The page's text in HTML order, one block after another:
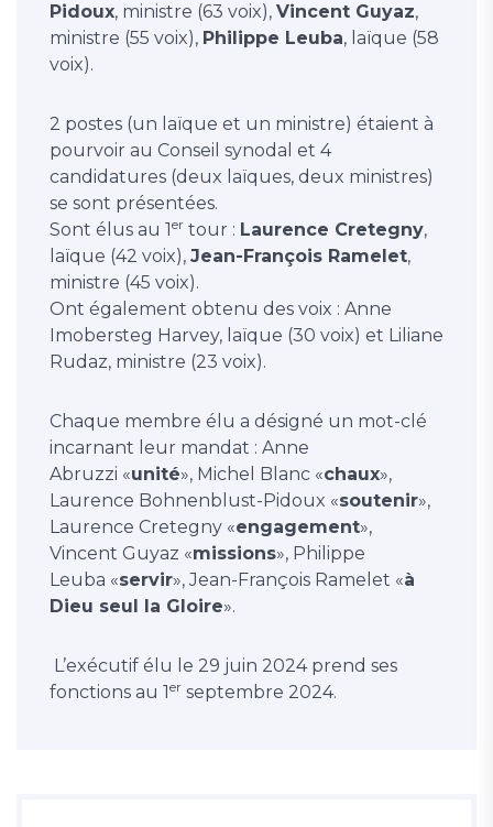
Pidoux, ministre (63 voix), Vincent Guyaz,
ministre (55 voix), Philippe Leuba, laïque (58
voix).
2 postes (un laïque et un ministre) étaient à
pourvoir au Conseil synodal et 4
candidatures (deux laïques, deux ministres)
se sont présentées.
Sont élus au 1er tour : Laurence Cretegny,
laïque (42 voix), Jean-François Ramelet,
ministre (45 voix).
Ont également obtenu des voix : Anne
Imobersteg Harvey, laïque (30 voix) et Liliane
Rudaz, ministre (23 voix).
Chaque membre élu a désigné un mot-clé
incarnant leur mandat : Anne
Abruzzi «unité», Michel Blanc «chaux»,
Laurence Bohnenblust-Pidoux «soutenir»,
Laurence Cretegny «engagement»,
Vincent Guyaz «missions», Philippe
Leuba «servir», Jean-François Ramelet «à
Dieu seul la Gloire».
L’exécutif élu le 29 juin 2024 prend ses
fonctions au 1er septembre 2024.